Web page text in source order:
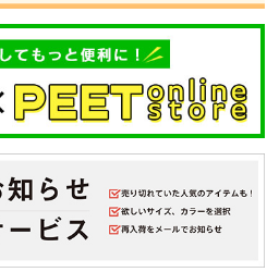
絞り込んで検索する